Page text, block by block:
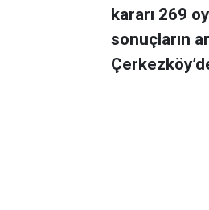
kararı 269
sonuçların